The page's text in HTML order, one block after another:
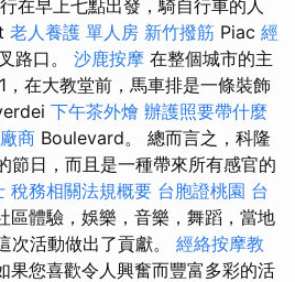
在早上七點出發，騎自行車的人
老人養護 單人房 新竹撥筋 Piac 經
路口。 沙鹿按摩 在整個城市的主
，在大教堂前，馬車排是一條裝飾
下午茶外燴 辦護照要帶什麼
商 Boulevard。 總而言之，科隆
節日，而且是一種帶來所有感官的
稅務相關法規概要 台胞證桃園 台
區體驗，娛樂，音樂，舞蹈，當地
次活動做出了貢獻。 經絡按摩教
果您喜歡令人興奮而豐富多彩的活